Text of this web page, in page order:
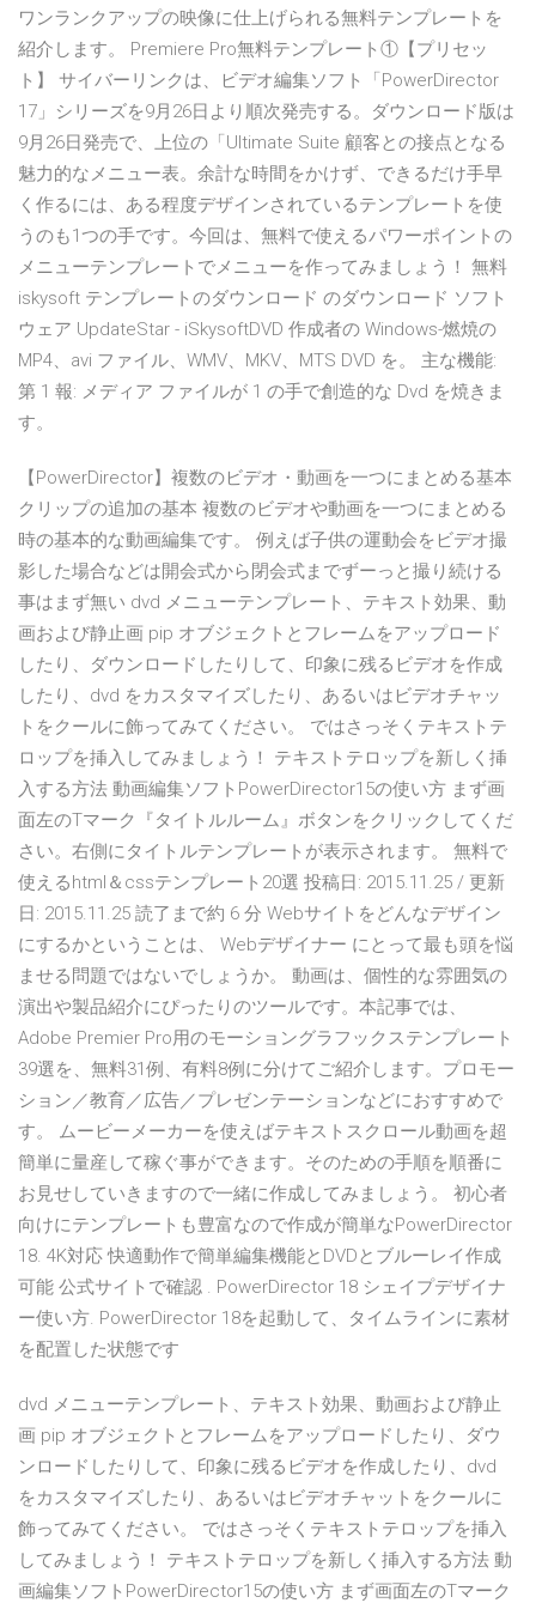
ワンランクアップの映像に仕上げられる無料テンプレートを
紹介します。 Premiere Pro無料テンプレート①【プリセッ
ト】 サイバーリンクは、ビデオ編集ソフト「PowerDirector
17」シリーズを9月26日より順次発売する。ダウンロード版は
9月26日発売で、上位の「Ultimate Suite 顧客との接点となる
魅力的なメニュー表。余計な時間をかけず、できるだけ手早
く作るには、ある程度デザインされているテンプレートを使
うのも1つの手です。今回は、無料で使えるパワーポイントの
メニューテンプレートでメニューを作ってみましょう！ 無料
iskysoft テンプレートのダウンロード のダウンロード ソフト
ウェア UpdateStar - iSkysoftDVD 作成者の Windows-燃焼の
MP4、avi ファイル、WMV、MKV、MTS DVD を。 主な機能:
第 1 報: メディア ファイルが 1 の手で創造的な Dvd を焼きま
す。
【PowerDirector】複数のビデオ・動画を一つにまとめる基本
クリップの追加の基本 複数のビデオや動画を一つにまとめる
時の基本的な動画編集です。 例えば子供の運動会をビデオ撮
影した場合などは開会式から閉会式までずーっと撮り続ける
事はまず無い dvd メニューテンプレート、テキスト効果、動
画および静止画 pip オブジェクトとフレームをアップロード
したり、ダウンロードしたりして、印象に残るビデオを作成
したり、dvd をカスタマイズしたり、あるいはビデオチャッ
トをクールに飾ってみてください。 ではさっそくテキストテ
ロップを挿入してみましょう！ テキストテロップを新しく挿
入する方法 動画編集ソフトPowerDirector15の使い方 まず画
面左のTマーク『タイトルルーム』ボタンをクリックしてくだ
さい。右側にタイトルテンプレートが表示されます。 無料で
使えるhtml＆cssテンプレート20選 投稿日: 2015.11.25 / 更新
日: 2015.11.25 読了まで約 6 分 Webサイトをどんなデザイン
にするかということは、 Webデザイナー にとって最も頭を悩
ませる問題ではないでしょうか。 動画は、個性的な雰囲気の
演出や製品紹介にぴったりのツールです。本記事では、
Adobe Premier Pro用のモーショングラフックステンプレート
39選を、無料31例、有料8例に分けてご紹介します。プロモー
ション／教育／広告／プレゼンテーションなどにおすすめで
す。 ムービーメーカーを使えばテキストスクロール動画を超
簡単に量産して稼ぐ事ができます。そのための手順を順番に
お見せしていきますので一緒に作成してみましょう。 初心者
向けにテンプレートも豊富なので作成が簡単なPowerDirector
18. 4K対応 快適動作で簡単編集機能とDVDとブルーレイ作成
可能 公式サイトで確認 . PowerDirector 18 シェイプデザイナ
ー使い方. PowerDirector 18を起動して、タイムラインに素材
を配置した状態です
dvd メニューテンプレート、テキスト効果、動画および静止
画 pip オブジェクトとフレームをアップロードしたり、ダウ
ンロードしたりして、印象に残るビデオを作成したり、dvd
をカスタマイズしたり、あるいはビデオチャットをクールに
飾ってみてください。 ではさっそくテキストテロップを挿入
してみましょう！ テキストテロップを新しく挿入する方法 動
画編集ソフトPowerDirector15の使い方 まず画面左のTマーク